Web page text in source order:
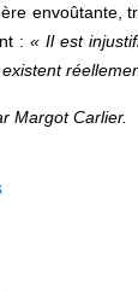
envoûtante,
: « Il est
Margot Carlier.